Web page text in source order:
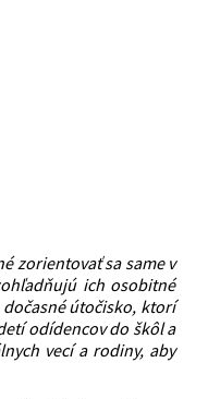
zorientovať sa same v
ich osobitné
útočisko, ktorí
odídencov do škôl a
vecí a rodiny, aby